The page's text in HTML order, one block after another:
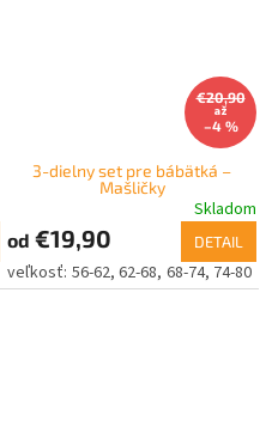
€20,90
až
–4 %
3-dielny set pre bábätká –
Mašličky
Skladom
od €19,90 DETAIL
56-62 62-68 68-74 74-80